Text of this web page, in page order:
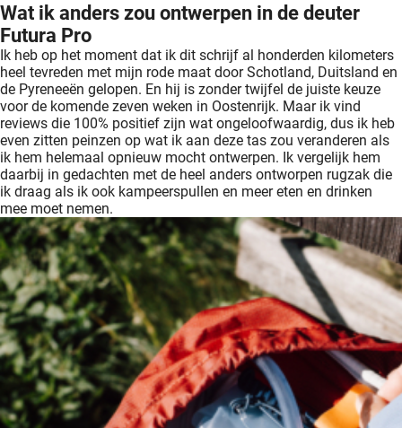
Wat ik anders zou ontwerpen in de deuter
Futura Pro
Ik heb op het moment dat ik dit schrijf al honderden kilometers
heel tevreden met mijn rode maat door Schotland, Duitsland en
de Pyreneeën gelopen. En hij is zonder twijfel de juiste keuze
voor de komende zeven weken in Oostenrijk. Maar ik vind
reviews die 100% positief zijn wat ongeloofwaardig, dus ik heb
even zitten peinzen op wat ik aan deze tas zou veranderen als
ik hem helemaal opnieuw mocht ontwerpen. Ik vergelijk hem
daarbij in gedachten met de heel anders ontworpen rugzak die
ik draag als ik ook kampeerspullen en meer eten en drinken
mee moet nemen.